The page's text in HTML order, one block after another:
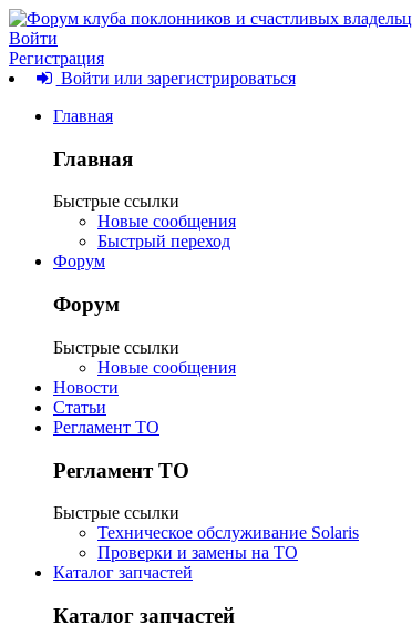
Войти
Регистрация
Войти или зарегистрироваться
Главная
Главная
Быстрые ссылки
Новые сообщения
Быстрый переход
Форум
Форум
Быстрые ссылки
Новые сообщения
Новости
Статьи
Регламент ТО
Регламент ТО
Быстрые ссылки
Техническое обслуживание Solaris
Проверки и замены на ТО
Каталог запчастей
Каталог запчастей